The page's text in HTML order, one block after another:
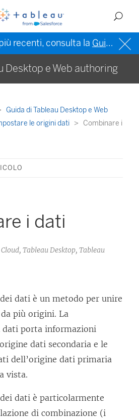
recenti, consulta la Guida di Tableau in inglese (Stati Uniti)
Desktop e Web authoring
Guida di Tableau Desktop e Web
le origini dati
Combinare i
i dati
Tableau Desktop, Tableau
dati è un metodo per unire
più origini. La
dati porta informazioni
dati secondaria e le
dell’origine dati primaria
vista.
dati è particolarmente
di combinazione (i